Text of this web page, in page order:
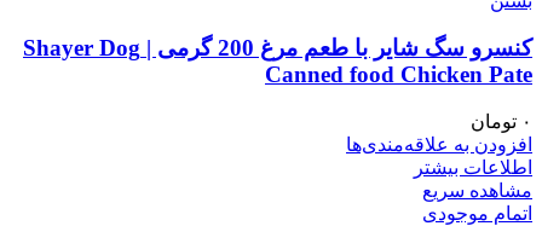
کنسرو سگ شایر با طعم مرغ 200 گرمی | Shayer Dog
Canned food Chicken Pate
۰ تومان
افزودن به علاقه‌مندی‌ها
اطلاعات بیشتر
مشاهده سریع
اتمام موجودی